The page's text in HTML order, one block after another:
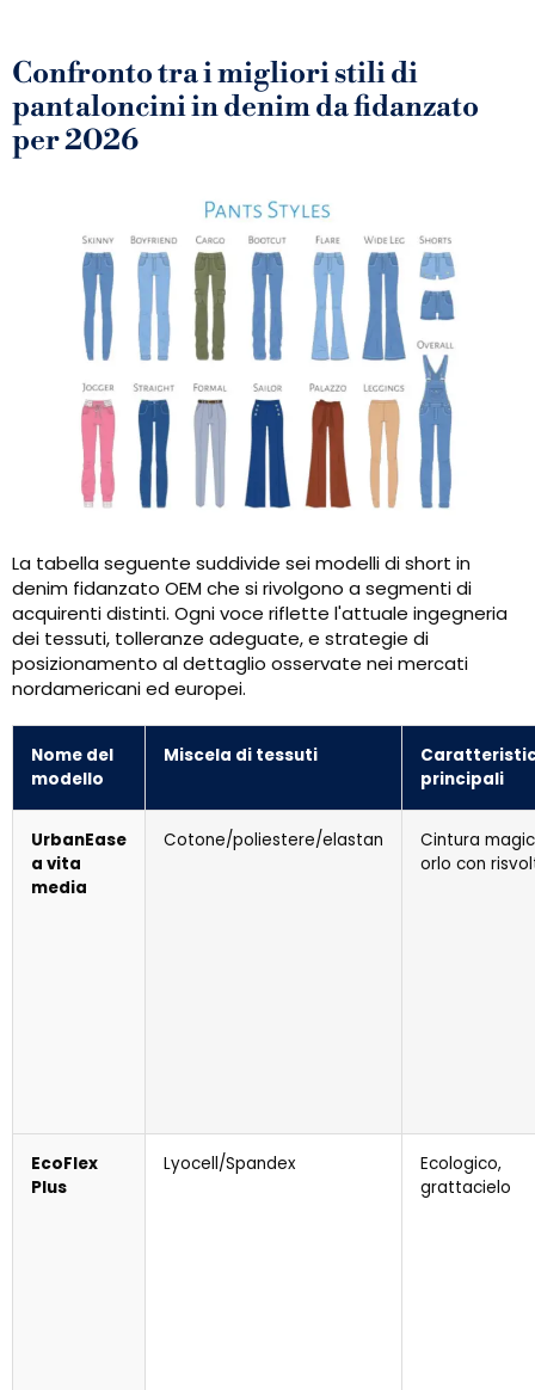
Confronto tra i migliori stili di
pantaloncini in denim da fidanzato
per 2026
La tabella seguente suddivide sei modelli di short in
denim fidanzato OEM che si rivolgono a segmenti di
acquirenti distinti. Ogni voce riflette l'attuale ingegneria
dei tessuti, tolleranze adeguate, e strategie di
posizionamento al dettaglio osservate nei mercati
nordamericani ed europei.
Nome del
modello
Miscela di tessuti
principali
UrbanEase
a vita
media
Cotone/poliestere/elastan
Cintura
orlo con
EcoFlex
Plus
Lyocell/Spandex
Ecologico,
grattacielo